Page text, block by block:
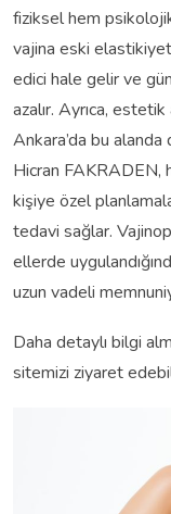
fiziksel hem
vajina eski
edici hale gelir ve
azalır. Ayrıca,
Ankara’da bu
Hicran FAKRADEN,
kişiye özel
tedavi sağlar.
ellerde
uzun vadeli
Daha detaylı bilgi
sitemizi ziyaret